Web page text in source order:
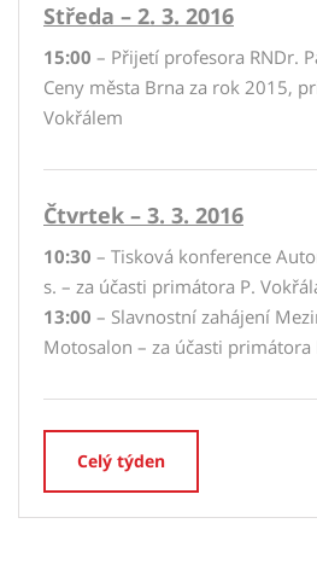
Středa – 2. 3. 2016
15:00 – Přijetí profesora RNDr.
Ceny města Brna za rok 2015,
Vokřálem
Čtvrtek – 3. 3. 2016
10:30 – Tisková konference
s. – za účasti primátora P.
13:00 – Slavnostní zahájení
Motosalon – za účasti primátora
Celý týden